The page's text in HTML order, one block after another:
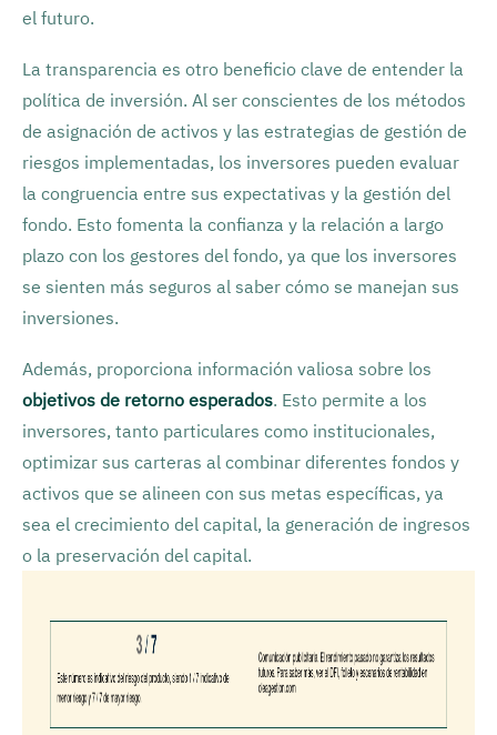
el futuro.
La transparencia es otro beneficio clave de entender la
política de inversión. Al ser conscientes de los métodos
de asignación de activos y las estrategias de gestión de
riesgos implementadas, los inversores pueden evaluar
la congruencia entre sus expectativas y la gestión del
fondo. Esto fomenta la confianza y la relación a largo
plazo con los gestores del fondo, ya que los inversores
se sienten más seguros al saber cómo se manejan sus
inversiones.
Además, proporciona información valiosa sobre los
objetivos de retorno esperados. Esto permite a los
inversores, tanto particulares como institucionales,
optimizar sus carteras al combinar diferentes fondos y
activos que se alineen con sus metas específicas, ya
sea el crecimiento del capital, la generación de ingresos
o la preservación del capital.